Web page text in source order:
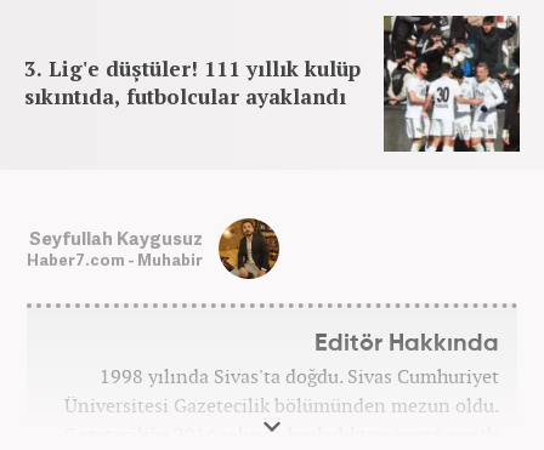
3. Lig'e düştüler! 111 yıllık kulüp
sıkıntıda, futbolcular ayaklandı
Seyfullah Kaygusuz
Haber7.com - Muhabir
Editör Hakkında
1998 yılında Sivas'ta doğdu. Sivas Cumhuriyet
Üniversitesi Gazetecilik bölümünden mezun oldu.
Gazeteciliğe 2016 yılında başladıktan sonra çeşitli